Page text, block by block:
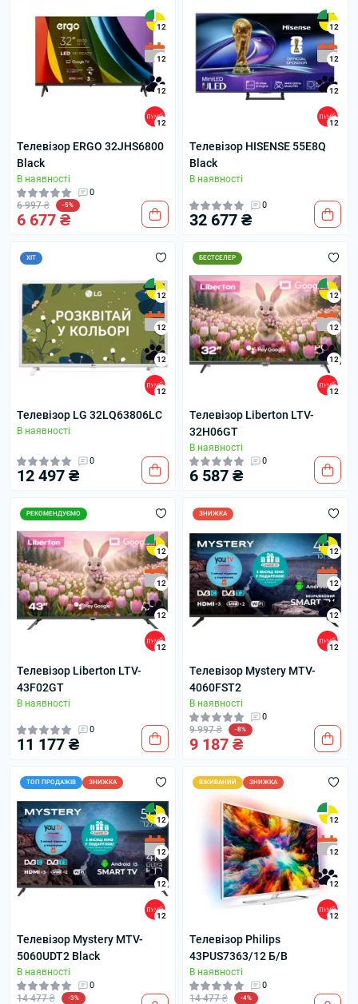
12
12
12
12
Телевізор ERGO 32JHS6800
Black
В наявності
0
6 997 ₴ -5%
6 677 ₴
12
12
12
12
Телевізор HISENSE 55E8Q
Black
В наявності
0
32 677 ₴
ХІТ
12
12
12
12
Телевізор LG 32LQ63806LC
В наявності
0
12 497 ₴
БЕСТСЕЛЕР
12
12
12
12
Телевізор Liberton LTV-
32H06GT
В наявності
0
6 587 ₴
РЕКОМЕНДУЄМО
12
12
12
12
Телевізор Liberton LTV-
43F02GT
В наявності
0
11 177 ₴
ЗНИЖКА
12
12
12
12
Телевізор Mystery MTV-
4060FST2
В наявності
0
9 997 ₴ -8%
9 187 ₴
ТОП ПРОДАЖІВ ЗНИЖКА
12
12
12
12
Телевізор Mystery MTV-
5060UDT2 Black
В наявності
0
14 477 ₴ -3%
ВЖИВАНИЙ ЗНИЖКА
12
12
12
12
Телевізор Philips
43PUS7363/12 Б/В
В наявності
0
14 477 ₴ -4%